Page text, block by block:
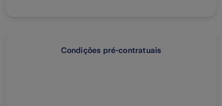
Condições pré-contratuais